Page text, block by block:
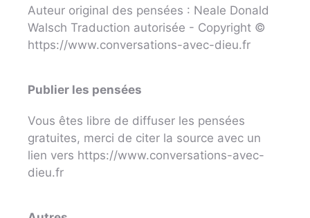
Auteur original des pensées : Neale Donald
Walsch Traduction autorisée - Copyright ©
https://www.conversations-avec-dieu.fr
Publier les pensées
Vous êtes libre de diffuser les pensées
gratuites, merci de citer la source avec un
lien vers https://www.conversations-avec-
dieu.fr